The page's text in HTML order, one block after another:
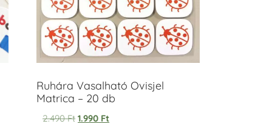
Ruhára Vasalható Ovisjel
Matrica – 20 db
2.490Ft 1.990 Ft